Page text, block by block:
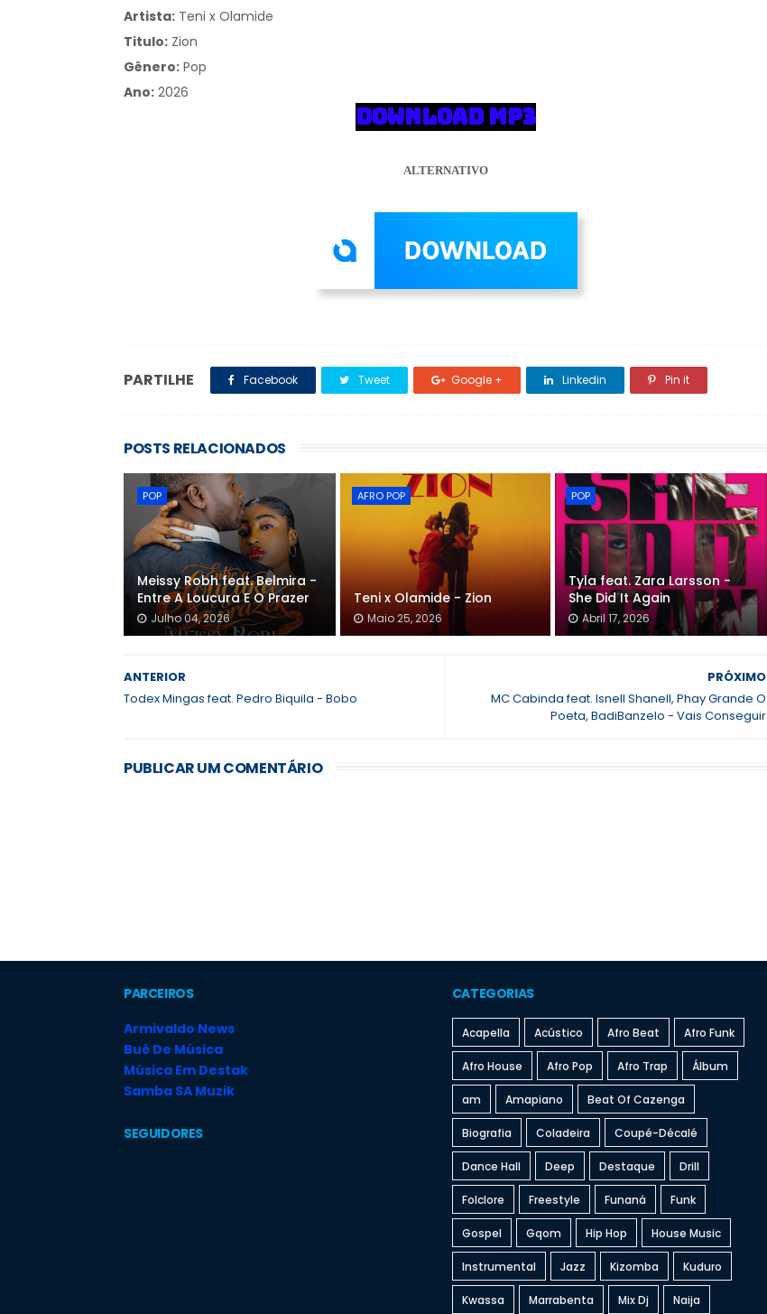
Artista: Teni x Olamide
Titulo: Zion
Gênero: Pop
Ano: 2026
DOWNLOAD MP3
ALTERNATIVO
PARTILHE Facebook Tweet Google + Linkedin Pin it
POSTS RELACIONADOS
POP
Meissy Robh feat. Belmira -
Entre A Loucura E O Prazer
Julho 04, 2026
AFRO POP
Teni x Olamide - Zion
Maio 25, 2026
POP
Tyla feat. Zara Larsson -
She Did It Again
Abril 17, 2026
PRÓXIMO
MC Cabinda feat. Isnell Shanell, Phay Grande O
Poeta, BadiBanzelo - Vais Conseguir
ANTERIOR
Todex Mingas feat. Pedro Biquila - Bobo
PUBLICAR UM COMENTÁRIO
PARCEIROS
Armivaldo News
Bué De Música
Música Em Destak
Samba SA Muzik
SEGUIDORES
CATEGORIAS
Acapella Acústico Afro Beat Afro Funk
Afro House Afro Pop Afro Trap Álbum
am Amapiano Beat Of Cazenga
Biografia Coladeira Coupé-Décalé
Dance Hall Deep Destaque Drill
Folclore Freestyle Funaná Funk
Gospel Gqom Hip Hop House Music
Instrumental Jazz Kizomba Kuduro
Kwassa Marrabenta Mix Dj Naija